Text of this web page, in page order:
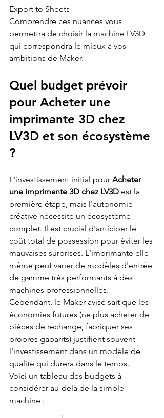
Export to Sheets
Comprendre ces nuances vous
permettra de choisir la machine LV3D
qui correspondra le mieux à vos
ambitions de Maker.
Quel budget prévoir
pour Acheter une
imprimante 3D chez
LV3D et son écosystème
?
L'investissement initial pour Acheter
une imprimante 3D chez LV3D est la
première étape, mais l'autonomie
créative nécessite un écosystème
complet. Il est crucial d'anticiper le
coût total de possession pour éviter les
mauvaises surprises. L'imprimante elle-
même peut varier de modèles d'entrée
de gamme très performants à des
machines professionnelles.
Cependant, le Maker avisé sait que les
économies futures (ne plus acheter de
pièces de rechange, fabriquer ses
propres gabarits) justifient souvent
l'investissement dans un modèle de
qualité qui durera dans le temps.
Voici un tableau des budgets à
considérer au-delà de la simple
machine :